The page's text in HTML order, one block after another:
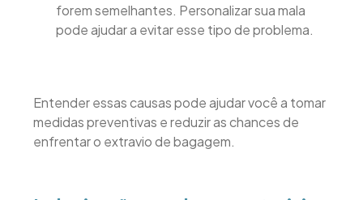
forem semelhantes. Personalizar sua mala
pode ajudar a evitar esse tipo de problema.
Entender essas causas pode ajudar você a tomar
medidas preventivas e reduzir as chances de
enfrentar o extravio de bagagem.